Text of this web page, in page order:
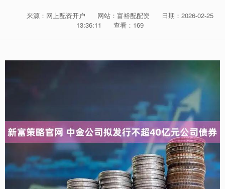
来源：网上配资开户 网站：富裕配配资
日期：2026-02-25
13:36:11
查看：169